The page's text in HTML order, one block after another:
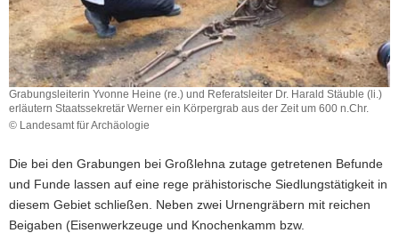
Grabungsleiterin Yvonne Heine (re.) und Referatsleiter Dr. Harald Stäuble (li.)
erläutern Staatssekretär Werner ein Körpergrab aus der Zeit um 600 n.Chr.
© Landesamt für Archäologie
Yvonne
(re.)
und
Referatsleiter
Die bei den Grabungen bei Großlehna zutage getretenen Befunde
und Funde lassen auf eine rege prähistorische Siedlungstätigkeit in
diesem Gebiet schließen. Neben zwei Urnengräbern mit reichen
Beigaben (Eisenwerkzeuge und Knochenkamm bzw.